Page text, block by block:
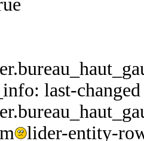
last-changed
lider-entity-